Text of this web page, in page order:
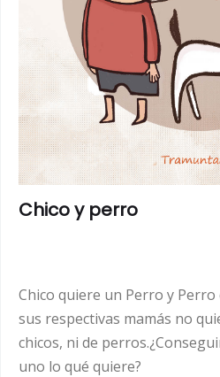
Chico y perro
Chico quiere un Perro y
sus respectivas mamás no
chicos, ni de
uno lo qué quiere?